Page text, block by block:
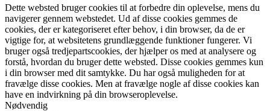
Dette websted bruger cookies til at forbedre din oplevelse, mens du
navigerer gennem webstedet. Ud af disse cookies gemmes de
cookies, der er kategoriseret efter behov, i din browser, da de er
vigtige for, at websitetens grundlæggende funktioner fungerer. Vi
bruger også tredjepartscookies, der hjælper os med at analysere og
forstå, hvordan du bruger dette websted. Disse cookies gemmes kun
i din browser med dit samtykke. Du har også muligheden for at
fravælge disse cookies. Men at fravælge nogle af disse cookies kan
have en indvirkning på din browseroplevelse.
Nødvendig